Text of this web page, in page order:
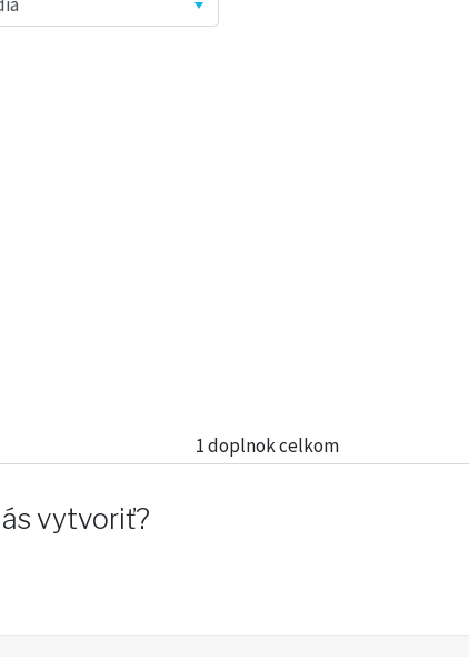
1 doplnok celkom
vytvoriť?